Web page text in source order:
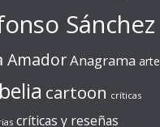
Sánchez
AmadorAnagrama arte
cartoon críticas
críticas y reseñas